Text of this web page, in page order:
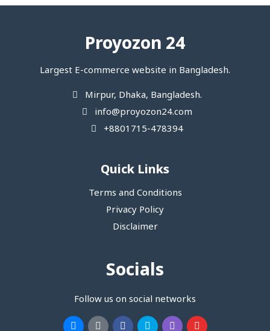
Proyozon 24
Largest E-commerce website in Bangladesh.
Mirpur, Dhaka, Bangladesh.
info@proyozon24.com
+8801715-478394
Quick Links
Terms and Conditions
Privacy Policy
Disclaimer
Socials
Follow us on social networks